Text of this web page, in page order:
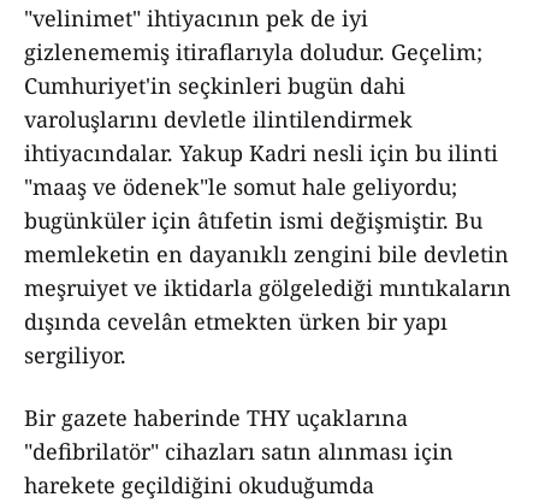
"velinimet" ihtiyacının pek de iyi
gizlenememiş itiraflarıyla doludur. Geçelim;
Cumhuriyet'in seçkinleri bugün dahi
varoluşlarını devletle ilintilendirmek
ihtiyacındalar. Yakup Kadri nesli için bu ilinti
"maaş ve ödenek"le somut hale geliyordu;
bugünküler için âtıfetin ismi değişmiştir. Bu
memleketin en dayanıklı zengini bile devletin
meşruiyet ve iktidarla gölgelediği mıntıkaların
dışında cevelân etmekten ürken bir yapı
sergiliyor.
Bir gazete haberinde THY uçaklarına
"defibrilatör" cihazları satın alınması için
harekete geçildiğini okuduğumda